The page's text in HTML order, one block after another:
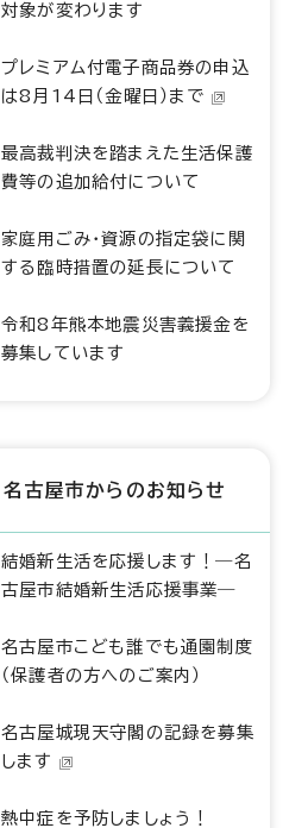
対象が変わります
プレミアム付電子商品券の申込
は8月14日（金曜日）まで
最高裁判決を踏まえた生活保護
費等の追加給付について
家庭用ごみ・資源の指定袋に関
する臨時措置の延長について
令和8年熊本地震災害義援金を
募集しています
名古屋市からのお知らせ
結婚新生活を応援します！―名
古屋市結婚新生活応援事業―
名古屋市こども誰でも通園制度
（保護者の方へのご案内）
名古屋城現天守閣の記録を募集
します
熱中症を予防しましょう！